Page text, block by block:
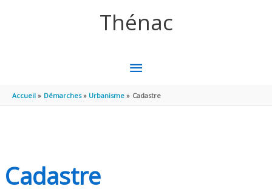
Thénac
MENU
PRINCIPAL
Accueil Démarches Urbanisme Cadastre
Cadastre